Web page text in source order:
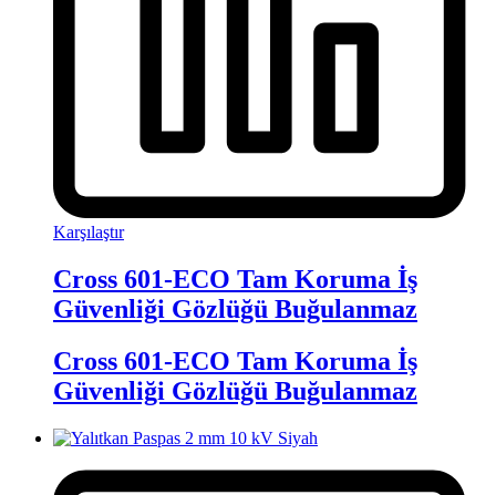
Karşılaştır
Cross 601-ECO Tam Koruma İş
Güvenliği Gözlüğü Buğulanmaz
Cross 601-ECO Tam Koruma İş
Güvenliği Gözlüğü Buğulanmaz